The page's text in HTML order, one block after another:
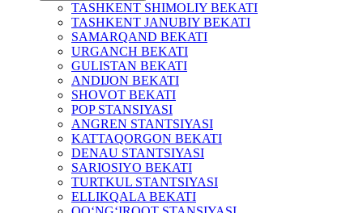
TASHKENT SHIMOLIY BEKATI
TASHKENT JANUBIY BEKATI
SAMARQAND BEKATI
URGANCH BEKATI
GULISTAN BEKATI
ANDIJON BEKATI
SHOVOT BEKATI
POP STANSIYASI
ANGREN STANTSIYASI
KATTAQORGON BEKATI
DENAU STANTSIYASI
SARIOSIYO BEKATI
TURTKUL STANTSIYASI
ELLIKQALA BEKATI